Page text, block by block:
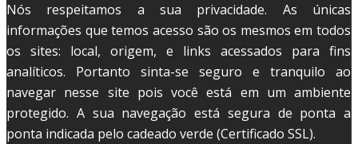
Nós respeitamos a sua privacidade. As únicas
informações que temos acesso são os mesmos em todos
os sites: local, origem, e links acessados para fins
analíticos. Portanto sinta-se seguro e tranquilo ao
navegar nesse site pois você está em um ambiente
protegido. A sua navegação está segura de ponta a
ponta indicada pelo cadeado verde (Certificado SSL).